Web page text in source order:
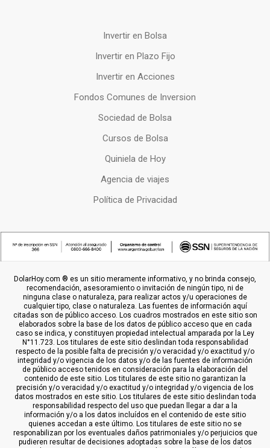
Invertir en Bolsa
Invertir en Plazo Fijo
Invertir en Acciones
Fondos Comunes de Inversion
Sociedad de Bolsa
Cursos de Bolsa
Quiniela de Hoy
Agencia de viajes
Política de Privacidad
DolarHoy.com ® es un sitio meramente informativo, y no brinda consejo,
recomendación, asesoramiento o invitación de ningún tipo, ni de
ninguna clase o naturaleza, para realizar actos y/u operaciones de
cualquier tipo, clase o naturaleza. Las fuentes de información aquí
citadas son de público acceso. Los cuadros mostrados en este sitio son
elaborados sobre la base de los datos de público acceso que en cada
caso se indica, y constituyen propiedad intelectual amparada por la Ley
N°11.723. Los titulares de este sitio deslindan toda responsabilidad
respecto de la posible falta de precisión y/o veracidad y/o exactitud y/o
integridad y/o vigencia de los datos y/o de las fuentes de información
de público acceso tenidos en consideración para la elaboración del
contenido de este sitio. Los titulares de este sitio no garantizan la
precisión y/o veracidad y/o exactitud y/o integridad y/o vigencia de los
datos mostrados en este sitio. Los titulares de este sitio deslindan toda
responsabilidad respecto del uso que puedan llegar a dar a la
información y/o a los datos incluídos en el contenido de este sitio
quienes accedan a este último. Los titulares de este sitio no se
responabilizan por los eventuales daños patrimoniales y/o perjuicios que
pudieren resultar de decisiones adoptadas sobre la base de los datos